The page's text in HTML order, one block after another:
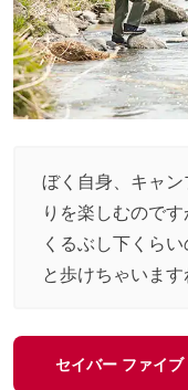
ぼく自身、キャ
りを楽しむので
くるぶし下くら
と歩けちゃいます
セイバー ファイ